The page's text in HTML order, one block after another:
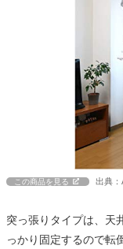
この商品を見る 出典
突っ張りタイプは、天
っかり固定するので転